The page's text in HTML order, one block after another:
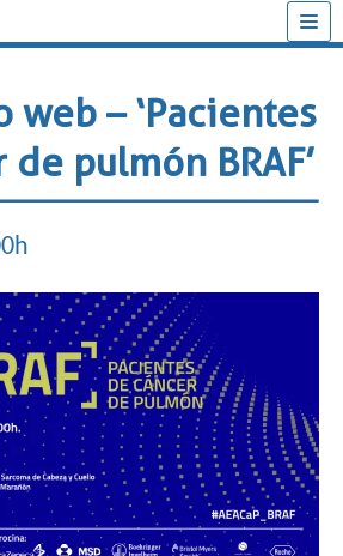
web – ‘Pacientes
pulmón BRAF’